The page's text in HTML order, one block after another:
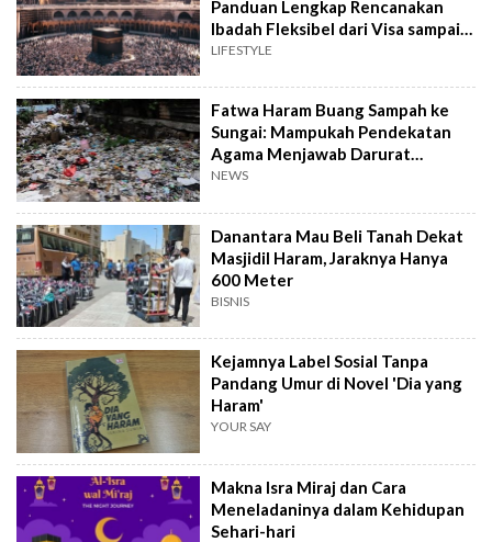
Panduan Lengkap Rencanakan
Ibadah Fleksibel dari Visa sampai
Hotel
LIFESTYLE
Fatwa Haram Buang Sampah ke
Sungai: Mampukah Pendekatan
Agama Menjawab Darurat
Lingkungan?
NEWS
Danantara Mau Beli Tanah Dekat
Masjidil Haram, Jaraknya Hanya
600 Meter
BISNIS
Kejamnya Label Sosial Tanpa
Pandang Umur di Novel 'Dia yang
Haram'
YOUR SAY
Makna Isra Miraj dan Cara
Meneladaninya dalam Kehidupan
Sehari-hari